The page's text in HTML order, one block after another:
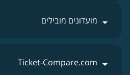
מועדונים מובילים
Ticket-Compare.com